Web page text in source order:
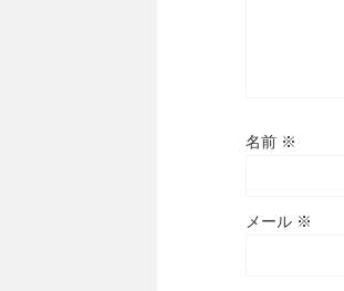
名前 ※
メール ※